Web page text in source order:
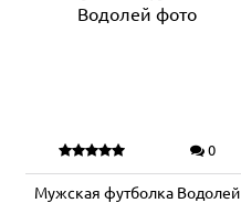
0
Мужская футболка Водолей